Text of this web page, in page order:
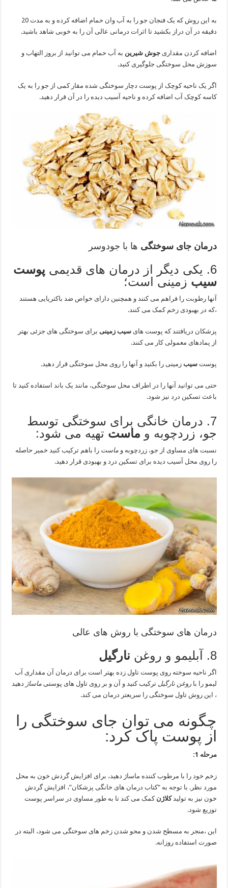
به این روش که یک فنجان جو را به آب وان حمام اضافه کرده و به مدت 20
دقیقه در آن دراز بکشید تا اثرات درمانی عالی آن را به خوبی شاهد باشید.
اضافه کردن مقداریجوش شیرین به آب حمام می توانید از بروز التهاب و
سوزش محل سوختگی جلوگیری کنید.
اگر یک ناحیه کوچک از پوست دچار سوختگی شده مقار کمی از جو را به یک
کاسه کوچک آب اضافه کرده و ناحیه آسیب دیده را در آن قرار دهید.
درمان جای سوختگی ها با جودوسر
6. یکی دیگر از درمان های قدیمی
پوست
سیب زمینی است؛
آنها رطوبت را فراهم می کنند و همچنین دارای خواص ضد باکتریایی هستند
،که در بهبودی زخم کمک می کنند.
پزشکان دریافتند که پوست هایسیب زمینی برای سوختگی های جزئی بهتر
از پمادهای معمولی کار می کنند.
پوستسیب زمینی را بکنید و آنها را روی محل سوختگی قرار دهید.
حتی می توانید آنها را در اطراف محل سوختگی، مانند یک باند استفاده کنید تا
باعث تسکین درد نیز شود.
7. درمان خانگی برای سوختگی توسط
جو، زردچوبه و ماست تهیه می شود:
نسبت های مساوی از جو، زردچوبه وماست را باهم ترکیب کنید خمیر حاصله
را روی محل آسیب دیده برای تسکین درد و بهبودی قرار دهید.
درمان های سوختگی با روش های عالی
8. آبلیمو و روغن نارگیل
اگر ناحیه سوخته روی پوست تاول زده بهتر است برای درمان آن مقداری آب
لیمو را باروغن نارگیل ترکیب کنید و آن و بر روی تاول های پوستیماساژ دهید
، این روش تاول سوختگی را سریعتر درمان می کند.
چگونه می توان جای سوختگی را
از پوست پاک کرد:
مرحله 1:
زخم خود را با مرطوب کننده ماساژ دهید، برای افزایش گردش خون به محل
مورد نظر. با توجه به “کتاب درمان های خانگی پزشکان”، افزایش گردش
خون نیز به تولیدکلاژن کمک می کند تا به طور مساوی در سراسر پوست
توزیع شود.
این ،منجر به مسطح شدن و محو شدن زخم های سوختگی می شود، البته در
صورت استفاده روزانه.